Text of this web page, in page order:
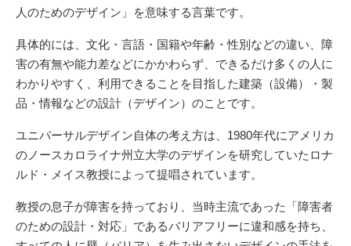
人のためのデザイン」を意味する言葉です。
具体的には、文化・言語・国籍や年齢・性別などの違い、障
害の有無や能力差などにかかわらず、できるだけ多くの人に
わかりやすく、利用できることを目指した建築（設備）・製
品・情報などの設計（デザイン）のことです。
ユニバーサルデザイン自体の考え方は、1980年代にアメリカ
のノースカロライナ州立大学のデザインを研究していたロナ
ルド・メイス教授によって提唱されています。
教授の息子が障害を持っており、当時主流であった「障害者
のための設計・対応」であるバリアフリーに違和感を持ち、